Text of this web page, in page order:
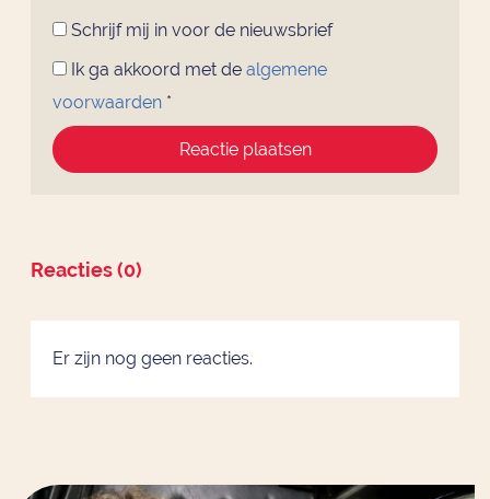
Schrijf mij in voor de nieuwsbrief
Ik ga akkoord met de algemene
voorwaarden *
Reactie plaatsen
Reacties (0)
Er zijn nog geen reacties.